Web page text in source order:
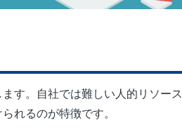
す。自社では難しい人的リソース
れるのが特徴です。